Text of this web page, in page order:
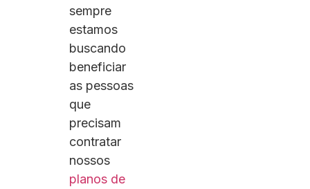
sempre
estamos
buscando
beneficiar
as pessoas
que
precisam
contratar
nossos
planos de